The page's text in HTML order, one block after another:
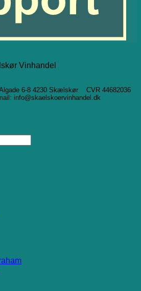
Vinhandel
6-8 4230 Skælskør CVR 44682036
info@skaelskoervinhandel.dk